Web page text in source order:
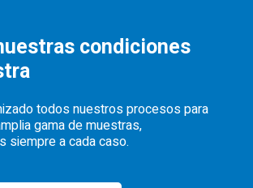
condiciones
todos nuestros procesos para
gama de muestras,
siempre a cada caso.